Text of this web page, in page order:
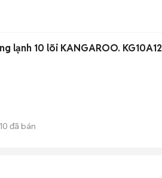
lạnh 10 lõi KANGAROO. KG10A12
đã bán